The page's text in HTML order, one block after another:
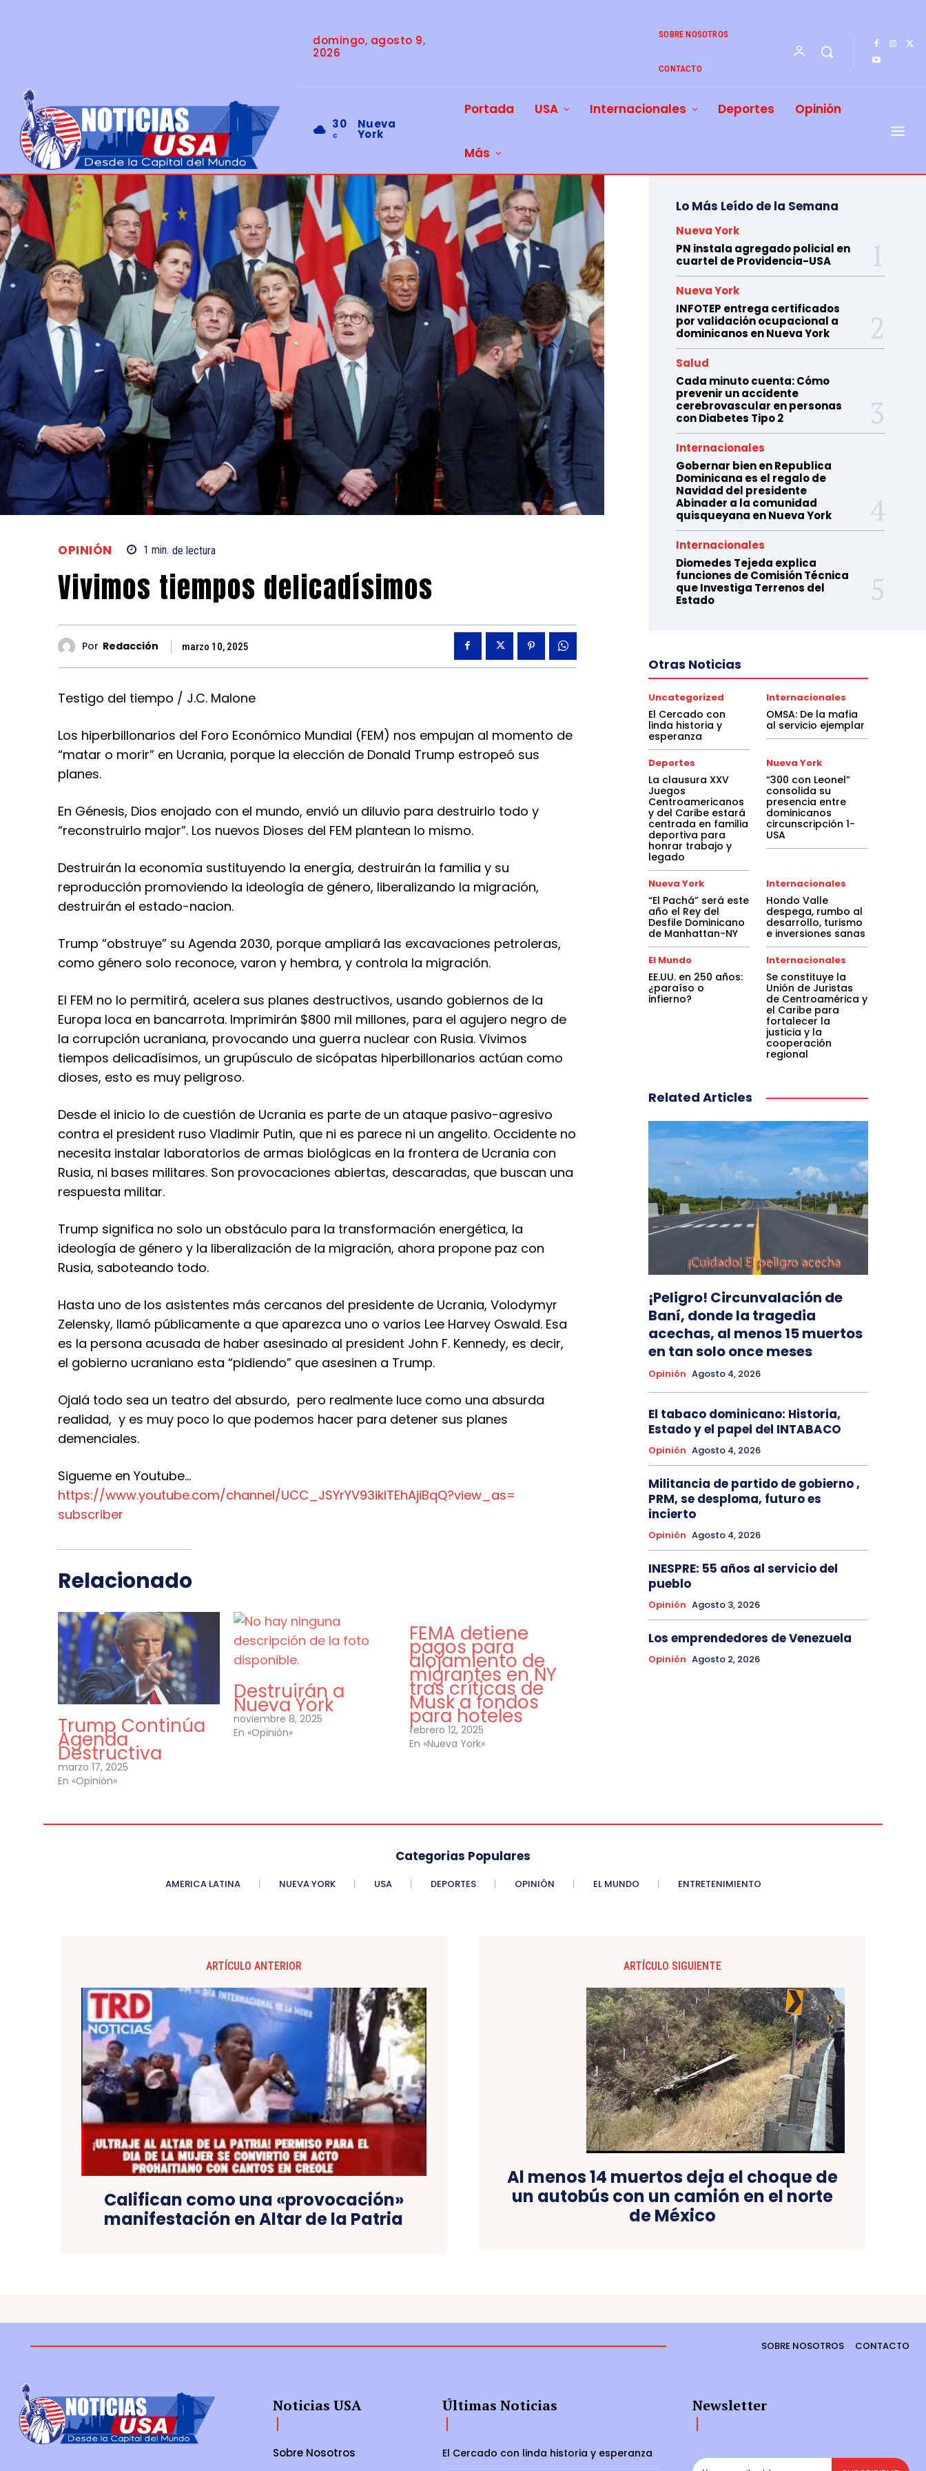
domingo, agosto 9,
2026
SOBRE NOSOTROS
CONTACTO
30
C
Nueva
York
Portada USA Internacionales Deportes Opinión
Más
OPINIÓN 1 min. de lectura
Vivimos tiempos delicadísimos
Por Redacción marzo 10, 2025
Testigo del tiempo / J.C. Malone
Los hiperbillonarios del Foro Económico Mundial (FEM) nos empujan al momento de
“matar o morir” en Ucrania, porque la elección de Donald Trump estropeó sus
planes.
En Génesis, Dios enojado con el mundo, envió un diluvio para destruirlo todo y
“reconstruirlo major”. Los nuevos Dioses del FEM plantean lo mismo.
Destruirán la economía sustituyendo la energía, destruirán la familia y su
reproducción promoviendo la ideología de género, liberalizando la migración,
destruirán el estado-nacion.
Trump “obstruye” su Agenda 2030, porque ampliará las excavaciones petroleras,
como género solo reconoce, varon y hembra, y controla la migración.
El FEM no lo permitirá, acelera sus planes destructivos, usando gobiernos de la
Europa loca en bancarrota. Imprimirán $800 mil millones, para el agujero negro de
la corrupción ucraniana, provocando una guerra nuclear con Rusia. Vivimos
tiempos delicadísimos, un grupúsculo de sicópatas hiperbillonarios actúan como
dioses, esto es muy peligroso.
Desde el inicio lo de cuestión de Ucrania es parte de un ataque pasivo-agresivo
contra el president ruso Vladimir Putin, que ni es parece ni un angelito. Occidente no
necesita instalar laboratorios de armas biológicas en la frontera de Ucrania con
Rusia, ni bases militares. Son provocaciones abiertas, descaradas, que buscan una
respuesta militar.
Trump significa no solo un obstáculo para la transformación energética, la
ideología de género y la liberalización de la migración, ahora propone paz con
Rusia, saboteando todo.
Hasta uno de los asistentes más cercanos del presidente de Ucrania, Volodymyr
Zelensky, llamó públicamente a que aparezca uno o varios Lee Harvey Oswald. Esa
es la persona acusada de haber asesinado al president John F. Kennedy, es decir,
el gobierno ucraniano esta “pidiendo” que asesinen a Trump.
Ojalá todo sea un teatro del absurdo, pero realmente luce como una absurda
realidad, y es muy poco lo que podemos hacer para detener sus planes
demenciales.
Sigueme en Youtube…
https://www.youtube.com/channel/UCC_ JSYrYV93iklTEhAjiBqQ?view_as=
subscriber
Relacionado
Trump Continúa
Agenda
Destructiva
marzo 17, 2025
En «Opinión»
Destruirán a
Nueva York
noviembre 8, 2025
En «Opinión»
FEMA detiene
pagos para
alojamiento de
migrantes en NY
tras críticas de
Musk a fondos
para hoteles
febrero 12, 2025
En «Nueva York»
Lo Más Leído de la Semana
Nueva York
PN instala agregado policial en
cuartel de Providencia-USA
Nueva York
INFOTEP entrega certificados
por validación ocupacional a
dominicanos en Nueva York
Salud
Cada minuto cuenta: Cómo
prevenir un accidente
cerebrovascular en personas
con Diabetes Tipo 2
Internacionales
Gobernar bien en Republica
Dominicana es el regalo de
Navidad del presidente
Abinader a la comunidad
quisqueyana en Nueva York
Internacionales
Diomedes Tejeda explica
funciones de Comisión Técnica
que Investiga Terrenos del
Estado
Otras Noticias
Uncategorized
El Cercado con
linda historia y
esperanza
Internacionales
OMSA: De la mafia
al servicio ejemplar
Deportes
La clausura XXV
Juegos
Centroamericanos
y del Caribe estará
centrada en familia
deportiva para
honrar trabajo y
legado
Nueva York
“300 con Leonel”
consolida su
presencia entre
dominicanos
circunscripción 1-
USA
Nueva York
“El Pachá” será este
año el Rey del
Desfile Dominicano
de Manhattan-NY
Internacionales
Hondo Valle
despega, rumbo al
desarrollo, turismo
e inversiones sanas
El Mundo
EE.UU. en 250 años:
¿paraíso o
infierno?
Internacionales
Se constituye la
Unión de Juristas
de Centroamérica y
el Caribe para
fortalecer la
justicia y la
cooperación
regional
Related Articles
¡Peligro! Circunvalación de
Baní, donde la tragedia
acechas, al menos 15 muertos
en tan solo once meses
Opinión Agosto 4, 2026
El tabaco dominicano: Historia,
Estado y el papel del INTABACO
Opinión Agosto 4, 2026
Militancia de partido de gobierno ,
PRM, se desploma, futuro es
incierto
Opinión Agosto 4, 2026
INESPRE: 55 años al servicio del
pueblo
Opinión Agosto 3, 2026
Los emprendedores de Venezuela
Opinión Agosto 2, 2026
Categorias Populares
AMERICA LATINA NUEVA YORK USA DEPORTES OPINIÓN EL MUNDO ENTRETENIMIENTO
ARTÍCULO ANTERIOR
Califican como una «provocación»
manifestación en Altar de la Patria
ARTÍCULO SIGUIENTE
Al menos 14 muertos deja el choque de
un autobús con un camión en el norte
de México
SOBRE NOSOTROS CONTACTO
Noticias USA
Sobre Nosotros
Últimas Noticias
El Cercado con linda historia y esperanza
Newsletter